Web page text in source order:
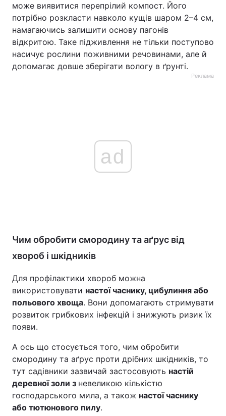
може виявитися перепрілий компост. Його
потрібно розкласти навколо кущів шаром 2–4 см,
намагаючись залишити основу пагонів
відкритою. Таке підживлення не тільки поступово
насичує рослини поживними речовинами, але й
допомагає довше зберігати вологу в ґрунті.
Реклама
ad
Чим обробити смородину та аґрус від
хвороб і шкідників
Для профілактики хвороб можна
використовувати настої часнику, цибулиння або
польового хвоща. Вони допомагають стримувати
розвиток грибкових інфекцій і знижують ризик їх
появи.
А ось що стосується того, чим обробити
смородину та аґрус проти дрібних шкідників, то
тут садівники зазвичай застосовують настій
деревної золи з невеликою кількістю
господарського мила, а також настої часнику
або тютюнового пилу.